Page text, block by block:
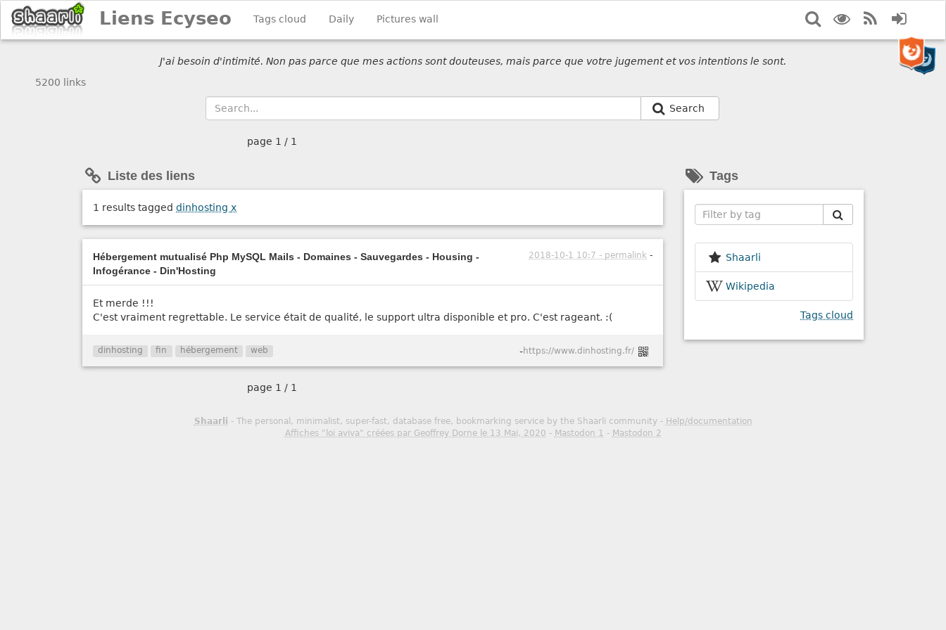
Liens Ecyseo Tags cloud Daily Pictures wall SearchDisplay
RSS
J'ai besoin d'intimité. Non pas parce que mes actions sont douteuses, mais parce que votre jugement et vos intentions le sont.
5200 links
Search
page 1 / 1
Liste des liens
1 results tagged dinhosting x
Hébergement mutualisé Php MySQL Mails - Domaines - Sauvegardes - Housing -
Infogérance - Din'Hosting
2018-10-1 10:7 - permalink -
Et merde !!!
C'est vraiment regrettable. Le service était de qualité, le support ultra disponible et pro. C'est rageant. :(
dinhosting fin hébergement web -https://www.dinhosting.fr/
page 1 / 1
Tags
Shaarli
Wikipedia
Tags cloud
Shaarli - The personal, minimalist, super-fast, database free, bookmarking service by the Shaarli community - Help/documentation
Affiches "loi aviva" créées par Geoffrey Dorne le 13 Mai, 2020 - Mastodon 1 - Mastodon 2